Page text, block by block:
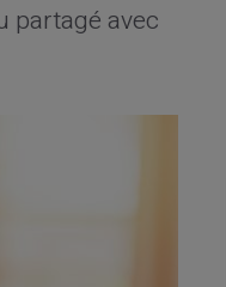
partagé avec